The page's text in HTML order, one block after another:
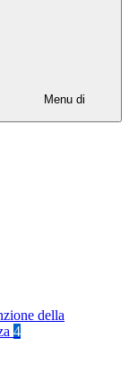
Menu di
della
4